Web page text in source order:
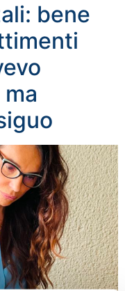
bene